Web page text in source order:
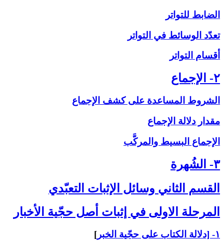
الضابط للتواتر
تعدّد الوسائط في التواتر
أقسام التواتر
۲- الإجماع‏
الشروط المساعدة على‏ كشف الإجماع
مقدار دلالة الإجماع
الإجماع البسيط والمركَّب
۳- الشُهرة
القسم الثاني ‏وسائل الإثبات التعبّدي‏
المرحلة الاولى ‏في إثبات أصل حجّية الأخبار
۱- [دلالة الكتاب على حجّية الخبر
]